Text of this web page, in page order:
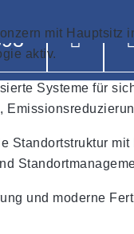
mit
aktiv.
Systeme für
Standortstruktur
und moderne